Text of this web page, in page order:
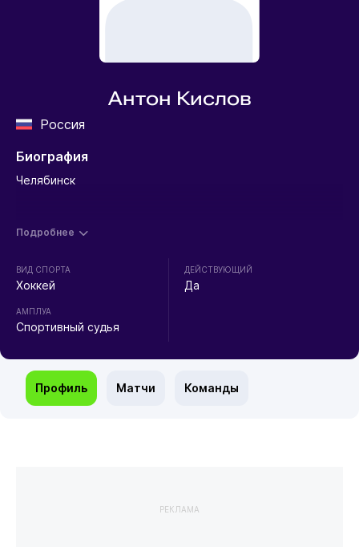
Антон Кислов
Россия
Биография
Челябинск
Подробнее
ВИД СПОРТА
Хоккей
АМПЛУА
Спортивный судья
ДЕЙСТВУЮЩИЙ
Да
Профиль Матчи Команды
РЕКЛАМА